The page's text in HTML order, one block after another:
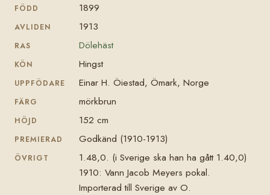
FÖDD 1899
AVLIDEN 1913
RAS Dölehäst
KÖN Hingst
UPPFÖDARE Einar H. Öiestad, Ömark, Norge
FÄRG mörkbrun
HÖJD 152 cm
PREMIERAD Godkänd (1910-1913)
ÖVRIGT
1.48,0. (i Sverige ska han ha gått 1.40,0)
1910: Vann Jacob Meyers pokal.
Importerad till Sverige av O.